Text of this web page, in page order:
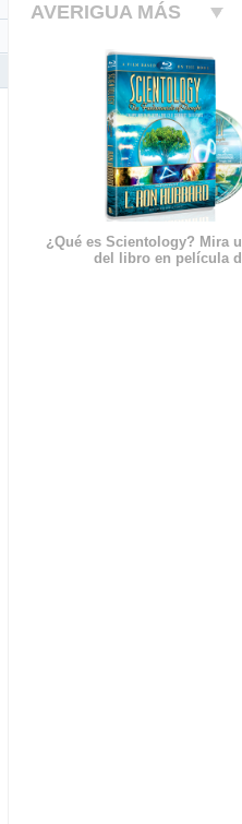
AVERIGUA MÁS
¿Qué es Scientology? Mira
del libro en película